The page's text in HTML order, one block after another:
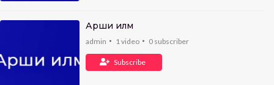
Арши илм
admin 1 video 0subscriber
Subscribe